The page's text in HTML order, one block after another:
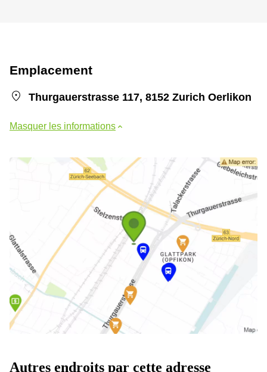
Emplacement
Thurgauerstrasse 117, 8152 Zurich Oerlikon
Masquer les informations
Autres endroits par cette adresse